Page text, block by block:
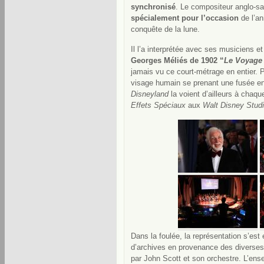
synchronisé. Le compositeur anglo-
spécialement pour l’occasion de
conquête de la lune.
Il l’a interprétée avec ses musiciens
Georges Méliés de 1902 “Le
jamais vu ce court-métrage en entier.
visage humain se prenant une fusée
Disneylandla voient d’ailleurs à
Effets Spéciaux aux Walt Disney
Dans la foulée, la représentation
d’archives en provenance des
par John Scott et son orchestre.